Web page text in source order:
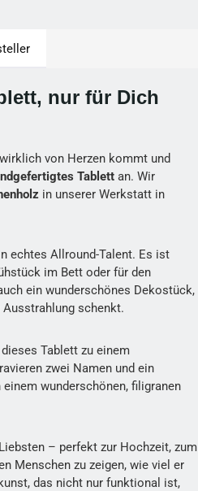
nur für Dich
von Herzen kommt und
Tablett an. Wir
in unserer Werkstatt in
echtes Allround-Talent. Es ist
im Bett oder für den
ein wunderschönes Dekostück,
schenkt.
dieses Tablett zu einem
zwei Namen und ein
wunderschönen, filigranen
– perfekt zur Hochzeit, zum
Menschen zu zeigen, wie viel er
das nicht nur funktional ist,